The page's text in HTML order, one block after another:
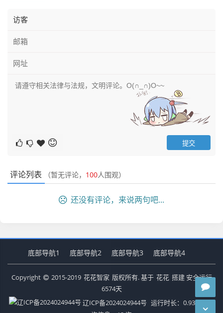
评论列表 （暂无评论， 100人围观）
还没有评论，来说两句吧...
底部导航1 底部导航2 底部导航3 底部导航4
Copyright 2015-2019 花花智家 版权所有. 基于 花花 搭建 安全运行
6574天
辽ICP备2024024944号 运行时长：0.937秒 查